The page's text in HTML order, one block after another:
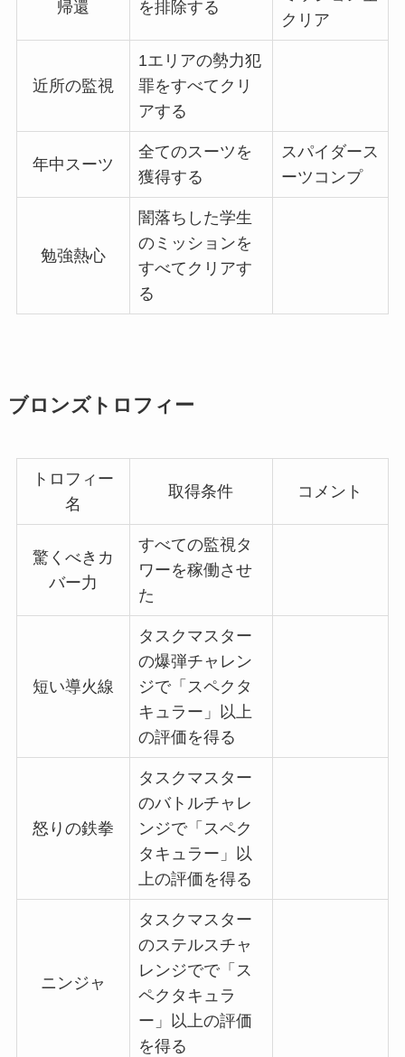
帰還
を排除する
クリア
近所の監視
1エリアの勢力犯
罪をすべてクリ
アする
年中スーツ
全てのスーツを
獲得する
スパイダース
ーツコンプ
勉強熱心
闇落ちした学生
のミッションを
すべてクリアす
る
ブロンズトロフィー
トロフィー
名
取得条件 コメント
驚くべきカ
バー力
すべての監視タ
ワーを稼働させ
た
短い導火線
タスクマスター
の爆弾チャレン
ジで「スペクタ
キュラー」以上
の評価を得る
怒りの鉄拳
タスクマスター
のバトルチャレ
ンジで「スペク
タキュラー」以
上の評価を得る
ニンジャ
タスクマスター
のステルスチャ
レンジでで「ス
ペクタキュラ
ー」以上の評価
を得る